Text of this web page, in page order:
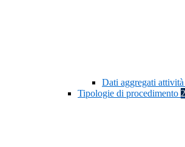
Dati aggregati
Tipologie di procedimento 2